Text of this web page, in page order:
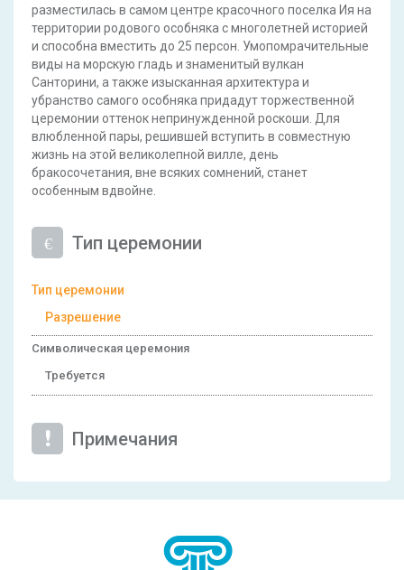
разместилась в самом центре красочного поселка Ия на
территории родового особняка с многолетней историей
и способна вместить до 25 персон. Умопомрачительные
виды на морскую гладь и знаменитый вулкан
Санторини, а также изысканная архитектура и
убранство самого особняка придадут торжественной
церемонии оттенок непринужденной роскоши. Для
влюбленной пары, решившей вступить в совместную
жизнь на этой великолепной вилле, день
бракосочетания, вне всяких сомнений, станет
особенным вдвойне.
Тип церемонии
Тип церемонии
Разрешение
Символическая церемония
Требуется
Примечания